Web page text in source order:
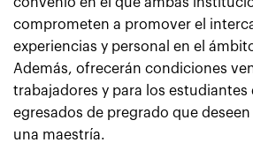
convenio en el que ambas
comprometen a promover el
experiencias y personal en el
Además, ofrecerán condiciones
trabajadores y para los estudiantes
egresados de pregrado que
una maestría.